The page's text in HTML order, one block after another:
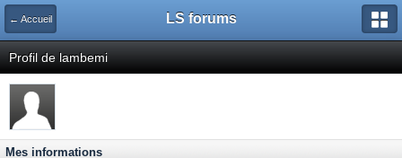
← Accueil LS forums
Profil de lambemi
Mes informations